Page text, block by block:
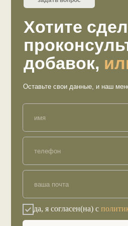
да, я согласен(на) сполитикой
заказать обратный звонок
Ответы на вопросы
Отзывы
Стать партнером